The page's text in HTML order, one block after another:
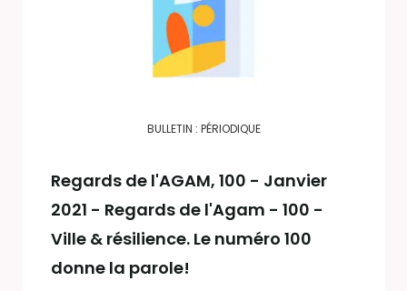
BULLETIN : PÉRIODIQUE
Regards de l'AGAM, 100 - Janvier
2021 - Regards de l'Agam - 100 -
Ville & résilience. Le numéro 100
donne la parole!